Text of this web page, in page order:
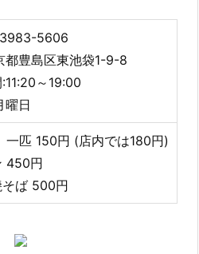
5606
都豊島区東池袋1-9-8
～19:00
曜日
一匹 150円 (店内では180円)
450円
そば 500円